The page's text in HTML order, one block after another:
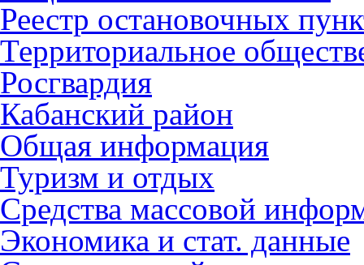
Реестр остановочных
Территориальное
Росгвардия
Кабанский район
Общая информация
Туризм и отдых
Средства массовой
Экономика и стат. данные